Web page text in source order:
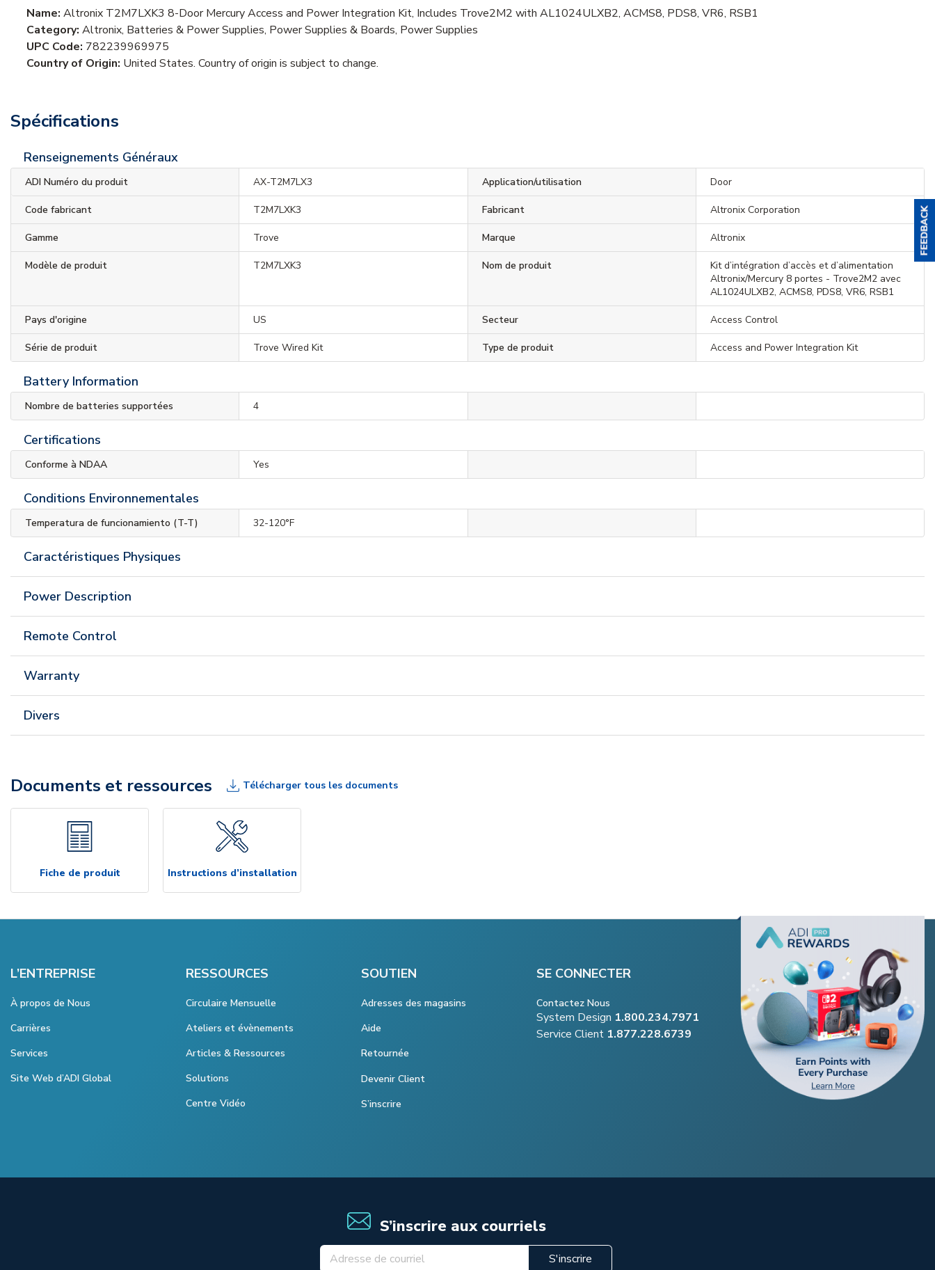
Name: Altronix T2M7LXK3 8-Door Mercury Access and Power Integration Kit, Includes Trove2M2 with AL1024ULXB2, ACMS8, PDS8, VR6, RSB1
Category: Altronix, Batteries & Power Supplies, Power Supplies & Boards, Power Supplies
UPC Code: 782239969975
Country of Origin: United States. Country of origin is subject to change.
Spécifications
Renseignements Généraux
ADI Numéro du produit AX-T2M7LX3 Application/utilisation Door
Code fabricant T2M7LXK3 Fabricant Altronix Corporation
Gamme Trove Marque Altronix
Modèle de produit T2M7LXK3 Nom de produit
Kit d’intégration d’accès et d’alimentation
Altronix/Mercury 8 portes - Trove2M2 avec
AL1024ULXB2, ACMS8, PDS8, VR6, RSB1
Pays d'origine US Secteur Access Control
Série de produit Trove Wired Kit Type de produit Access and Power Integration Kit
Battery Information
Nombre de batteries supportées 4
Certifications
Conforme à NDAA Yes
Conditions Environnementales
Temperatura de funcionamiento (T-T) 32-120°F
Caractéristiques Physiques
Power Description
Remote Control
Warranty
Divers
Documents et ressources Télécharger tous les documents
Fiche de produit Instructions d’installation
L’ENTREPRISE
À propos de Nous
Carrières
Services
Site Web d’ADI Global
RESSOURCES
Circulaire Mensuelle
Ateliers et évènements
Articles & Ressources
Solutions
Centre Vidéo
SOUTIEN
Adresses des magasins
Aide
Retournée
Devenir Client
S’inscrire
SE CONNECTER
Contactez Nous
System Design 1.800.234.7971
Service Client 1.877.228.6739
S’inscrire aux courriels
S'inscrire